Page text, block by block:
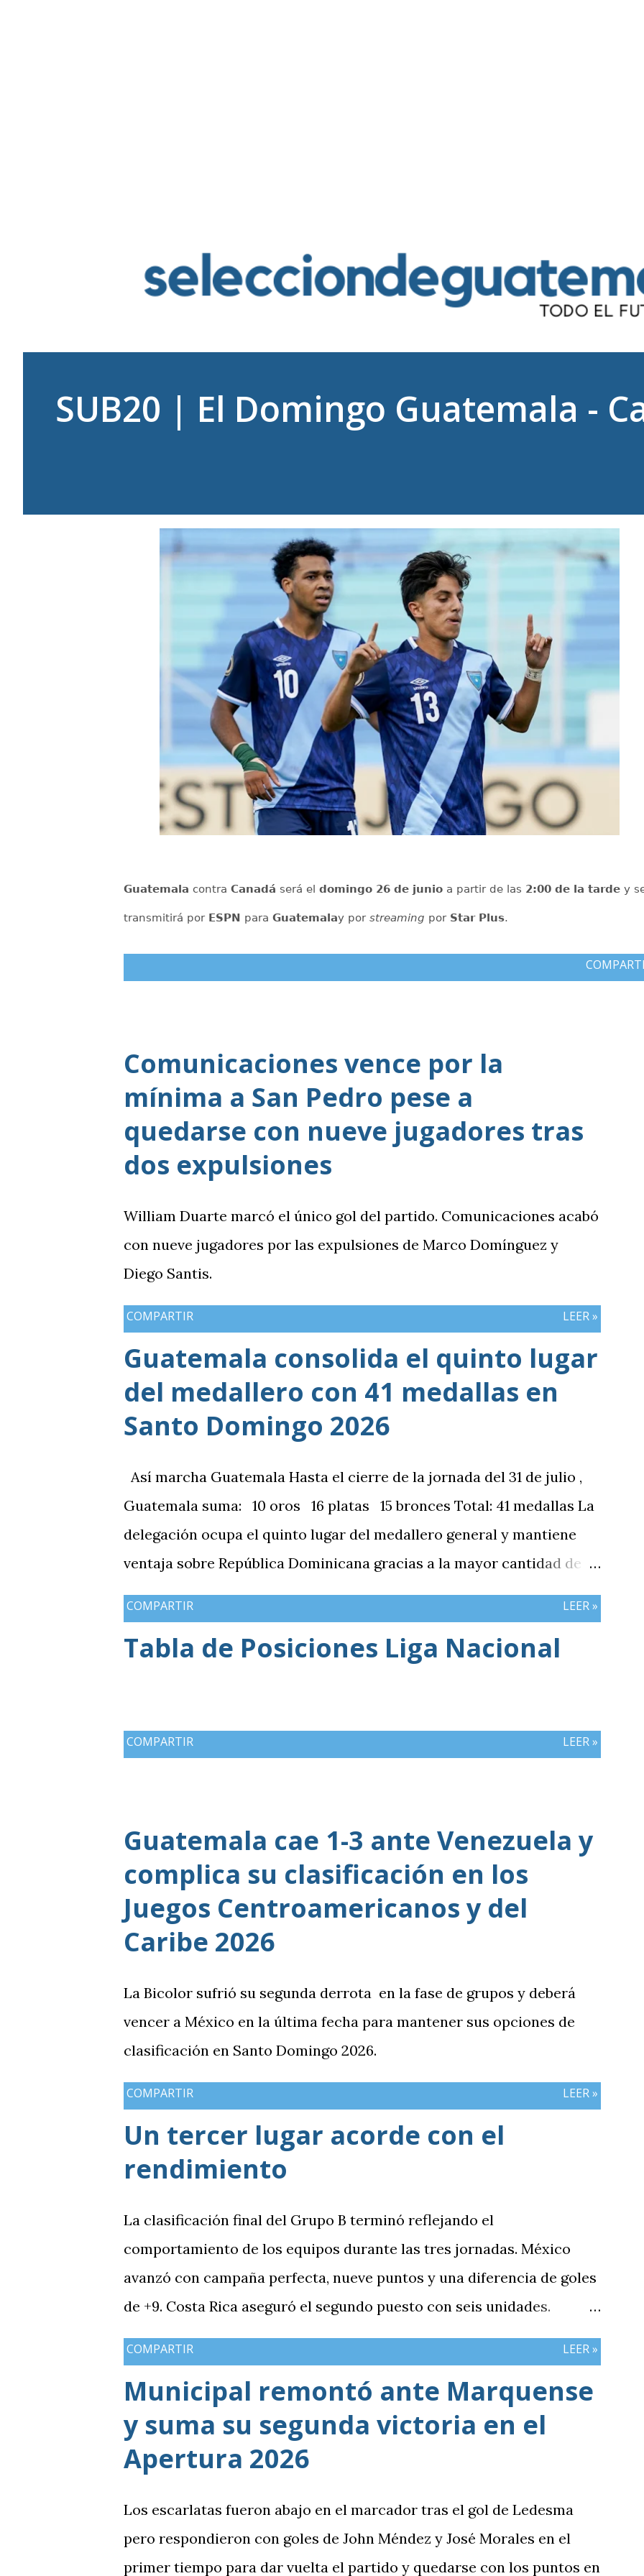
SUB20 | El Domingo Guatemala -
Guatemala contra Canadá será el domingo 26 de junio a partir de las 2:00 de la tarde y
transmitirá por ESPN para Guatemalay por streaming porStar Plus.
Comunicaciones vence por la
mínima a San Pedro pese a
quedarse con nueve jugadores tras
dos expulsiones
William Duarte marcó el único gol del partido. Comunicaciones acabó
con nueve jugadores por las expulsiones de Marco Domínguez y
Diego Santis.
COMPARTIR LEER »
Guatemala consolida el quinto lugar
del medallero con 41 medallas en
Santo Domingo 2026
Así marcha Guatemala Hasta el cierre de la jornada del 31 de julio ,
Guatemala suma: 10 oros 16 platas 15 bronces Total: 41 medallas La
delegación ocupa el quinto lugar del medallero general y mantiene
ventaja sobre República Dominicana gracias a la mayor cantidad de
medallas de plata, aunque ambos países registran el mismo número
de oros (10).
COMPARTIR LEER »
Tabla de Posiciones Liga Nacional
COMPARTIR LEER »
Guatemala cae 1-3 ante Venezuela y
complica su clasificación en los
Juegos Centroamericanos y del
Caribe 2026
La Bicolor sufrió su segunda derrota en la fase de grupos y deberá
vencer a México en la última fecha para mantener sus opciones de
clasificación en Santo Domingo 2026.
COMPARTIR LEER »
Un tercer lugar acorde con el
rendimiento
La clasificación final del Grupo B terminó reflejando el
comportamiento de los equipos durante las tres jornadas. México
avanzó con campaña perfecta, nueve puntos y una diferencia de goles
de +9. Costa Rica aseguró el segundo puesto con seis unidades.
Guatemala finalizó tercera con tres puntos y diferencia de -1,
mientras Antigua y Barbuda cerró sin sumar. ¿Por qué Guatemala
terminó tercera y dependió de otros resultados? Porque el equipo
solo consiguió imponer condiciones frente al rival más débil del
grupo. En los dos partidos que definían la clasificación fue superado
en posesión, producción ofensiva y generación de ocasiones de gol. La
goleada frente a México terminó siendo la consecuencia más visible
de una diferencia que ya se había manifestado ante Costa Rica y que
obligó a la Bicolor a llegar a la última jornada pendiente de otros
COMPARTIR LEER »
Municipal remontó ante Marquense
y suma su segunda victoria en el
Apertura 2026
Los escarlatas fueron abajo en el marcador tras el gol de Ledesma
pero respondieron con goles de John Méndez y José Morales en el
primer tiempo para dar vuelta el partido y quedarse con los puntos en